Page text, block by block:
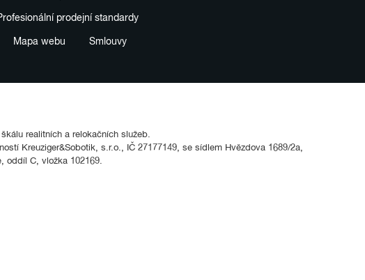
prodejní standardy
Mapa webu Smlouvy
realitních a relokačních služeb.
Kreuziger&Sobotik, s.r.o., IČ 27177149, se sídlem Hvězdova 1689/2a,
oddíl C, vložka 102169.